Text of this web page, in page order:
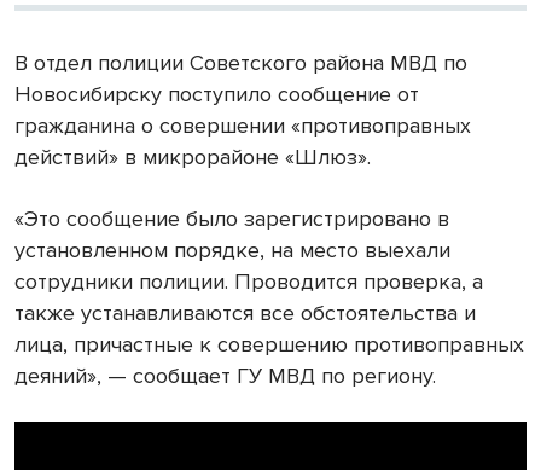
В отдел полиции Советского района МВД по
Новосибирску поступило сообщение от
гражданина о совершении «противоправных
действий» в микрорайоне «Шлюз».
«Это сообщение было зарегистрировано в
установленном порядке, на место выехали
сотрудники полиции. Проводится проверка, а
также устанавливаются все обстоятельства и
лица, причастные к совершению противоправных
деяний», — сообщает ГУ МВД по региону.